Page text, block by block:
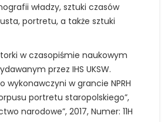
władzy, sztuki czasów
portretu, a także sztuki
w czasopiśmie naukowym
przez IHS UKSW.
wykonawczyni w grancie NPRH
portretu staropolskiego”,
narodowe”, 2017, Numer: 11H